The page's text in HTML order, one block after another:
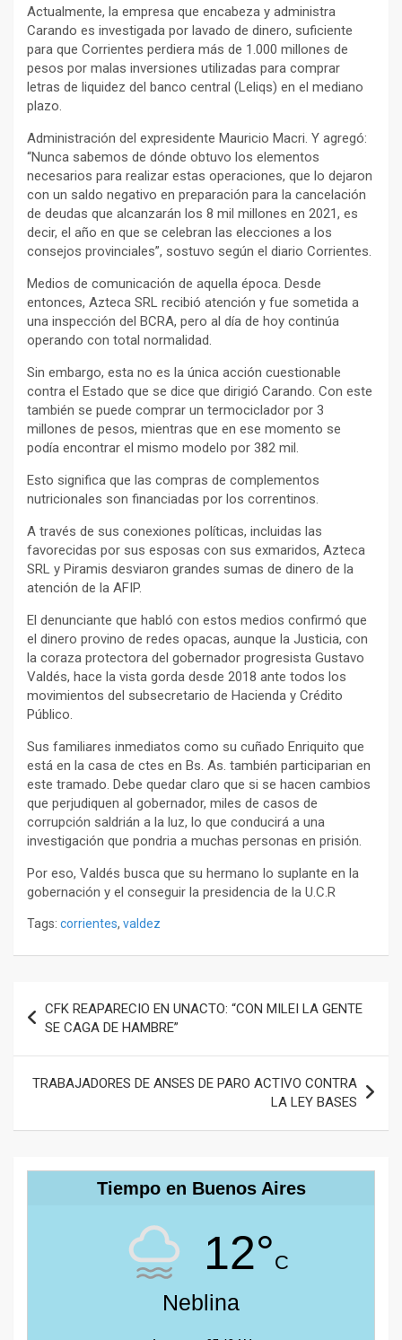
Actualmente, la empresa que encabeza y administra
Carando es investigada por lavado de dinero, suficiente
para que Corrientes perdiera más de 1.000 millones de
pesos por malas inversiones utilizadas para comprar
letras de liquidez del banco central (Leliqs) en el mediano
plazo.
Administración del expresidente Mauricio Macri. Y agregó:
“Nunca sabemos de dónde obtuvo los elementos
necesarios para realizar estas operaciones, que lo dejaron
con un saldo negativo en preparación para la cancelación
de deudas que alcanzarán los 8 mil millones en 2021, es
decir, el año en que se celebran las elecciones a los
consejos provinciales”, sostuvo según el diario Corrientes.
Medios de comunicación de aquella época. Desde
entonces, Azteca SRL recibió atención y fue sometida a
una inspección del BCRA, pero al día de hoy continúa
operando con total normalidad.
Sin embargo, esta no es la única acción cuestionable
contra el Estado que se dice que dirigió Carando. Con este
también se puede comprar un termociclador por 3
millones de pesos, mientras que en ese momento se
podía encontrar el mismo modelo por 382 mil.
Esto significa que las compras de complementos
nutricionales son financiadas por los correntinos.
A través de sus conexiones políticas, incluidas las
favorecidas por sus esposas con sus exmaridos, Azteca
SRL y Piramis desviaron grandes sumas de dinero de la
atención de la AFIP.
El denunciante que habló con estos medios confirmó que
el dinero provino de redes opacas, aunque la Justicia, con
la coraza protectora del gobernador progresista Gustavo
Valdés, hace la vista gorda desde 2018 ante todos los
movimientos del subsecretario de Hacienda y Crédito
Público.
Sus familiares inmediatos como su cuñado Enriquito que
está en la casa de ctes en Bs. As. también participarian en
este tramado. Debe quedar claro que si se hacen cambios
que perjudiquen al gobernador, miles de casos de
corrupción saldrián a la luz, lo que conducirá a una
investigación que pondria a muchas personas en prisión.
Por eso, Valdés busca que su hermano lo suplante en la
gobernación y el conseguir la presidencia de la U.C.R
Tags: corrientes, valdez
de
entradas
CFK REAPARECIO EN UNACTO: “CON MILEI LA GENTE
SE CAGA DE HAMBRE”
TRABAJADORES DE ANSES DE PARO ACTIVO CONTRA
LA LEY BASES
Tiempo en Buenos Aires
12°C
Neblina